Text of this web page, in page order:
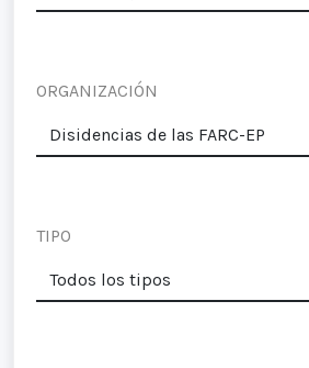
ORGANIZACIÓN
TIPO